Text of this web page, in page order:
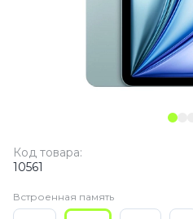
Код товара:
10561
Встроенная память